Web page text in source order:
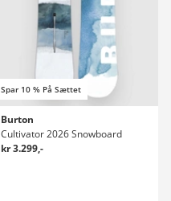
Spar 10 % På Sættet
Burton
Cultivator 2026 Snowboard
kr 3.299,-